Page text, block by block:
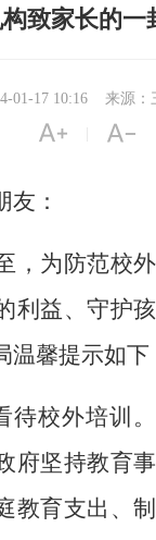
致家长的一
01-17 10:16 来源：
 
友：
为防范校外
利益、守护
温馨提示如下
校外培训。
府坚持教育
教育支出、